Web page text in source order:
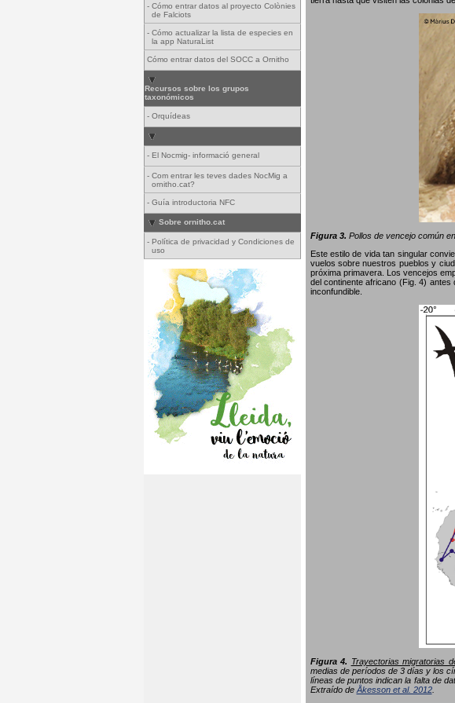
- Cómo entrar datos al proyecto Colònies
de Falciots
- Cómo actualizar la lista de especies en
la app NaturaList
Cómo entrar datos del SOCC a Ornitho
Recursos sobre los grupos
taxonómicos
- Orquídeas
- El Nocmig- informació general
- Com entrar les teves dades NocMig a
ornitho.cat?
- Guía introductoria NFC
Sobre ornitho.cat
- Política de privacidad y Condiciones de
uso
Figura 3. Pollos de vencejo común
Este estilo de vida tan singular
vuelos sobre nuestros pueblos y
próxima primavera. Los vencejos
del continente africano (Fig. 4)
inconfundible.
Figura 4. Trayectorias migratorias
medias de períodos de 3 días y los
líneas de puntos indican la falta de
Extraído de Åkesson et al. 2012.